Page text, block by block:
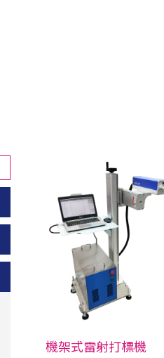
機架式雷射打標機